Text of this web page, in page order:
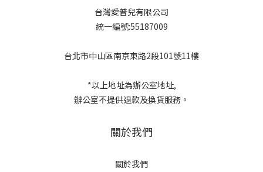
台灣愛普兒有限公司
統一編號:55187009
台北市中山區南京東路2段101號11樓
*以上地址為辦公室地址,
辦公室不提供退款及換貨服務。
關於我們
關於我們